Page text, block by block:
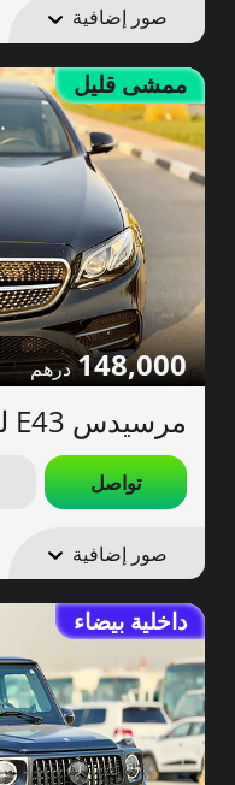
صور إضافية
ممشى قليل
148,000
مرسيدس E43 للبيع
تواصل
صور إضافية
داخلية بيضاء